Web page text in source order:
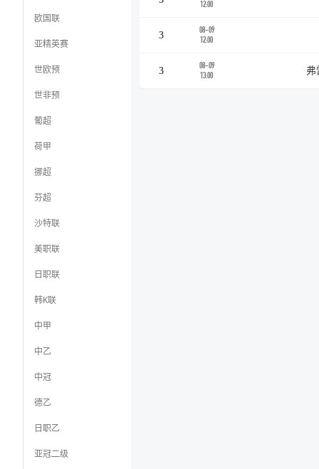
欧国联
亚精英赛
世欧预
世非预
葡超
荷甲
挪超
芬超
沙特联
美职联
日职联
韩K联
中甲
中乙
中冠
德乙
日职乙
亚冠二级
12:00
3
08-09
12:00
3
08-09
13:00
弗